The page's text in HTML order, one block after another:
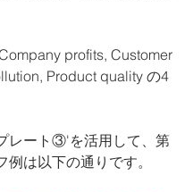
profits, Customer
Product quality の4
レート③'を活用して、第
例は以下の通りです。